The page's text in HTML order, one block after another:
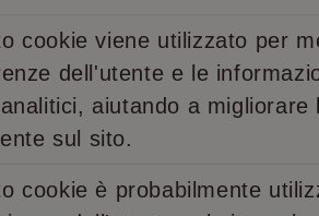
cookie viene utilizzato per
dell'utente e le
aiutando a migliorare
sul sito.
cookie è probabilmente
visitatori, sessioni e campagne per i rapporti di
1
Questo cookie viene utilizzato da Google
stato della sessione.
aver visto prima di visitare il sito Web.